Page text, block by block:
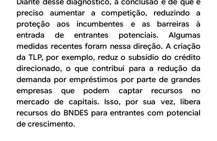
preciso aumentar a competição, reduzindo a
proteção aos incumbentes e as barreiras à
entrada de entrantes potenciais. Algumas
medidas recentes foram nessa direção. A criação
da TLP, por exemplo, reduz o subsídio do crédito
direcionado, o que contribui para a redução da
demanda por empréstimos por parte de grandes
empresas que podem captar recursos no
mercado de capitais. Isso, por sua vez, libera
recursos do BNDES para entrantes com potencial
de crescimento.